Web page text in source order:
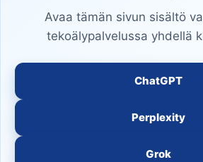
Avaa tämän sivun sisältö
tekoälypalvelussa yhdellä
ChatGPT
Perplexity
Grok